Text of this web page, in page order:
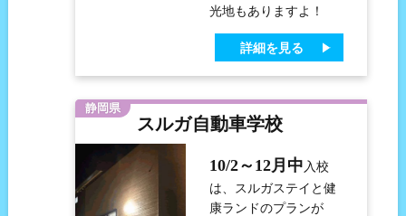
光地もありますよ！
詳細を見る
静岡県
スルガ自動車学校
10/2～12月中 入校
は、スルガステイと健
康ランドのプランが